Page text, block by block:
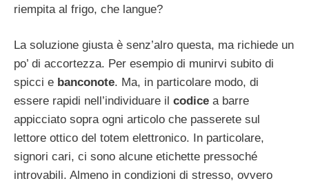
riempita al frigo, che langue?
La soluzione giusta è senz’alro questa, ma richiede un
po’ di accortezza. Per esempio di munirvi subito di
spicci e banconote. Ma, in particolare modo, di
essere rapidi nell’individuare il codice a barre
appicciato sopra ogni articolo che passerete sul
lettore ottico del totem elettronico. In particolare,
signori cari, ci sono alcune etichette pressoché
introvabili. Almeno in condizioni di stresso, ovvero